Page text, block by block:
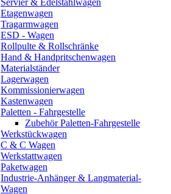
Servier & Edelstahlwagen
Etagenwagen
Tragarmwagen
ESD - Wagen
Rollpulte & Rollschränke
Hand & Handpritschenwagen
Materialständer
Lagerwagen
Kommissionierwagen
Kastenwagen
Paletten - Fahrgestelle
Zubehör Paletten-Fahrgestelle
Werkstückwagen
C & C Wagen
Werkstattwagen
Paketwagen
Industrie-Anhänger & Langmaterial-
Wagen